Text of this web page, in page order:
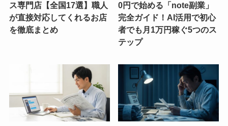
ス専門店【全国17選】職人
が直接対応してくれるお店
を徹底まとめ
0円で始める「note副業」
完全ガイド！AI活用で初心
者でも月1万円稼ぐ5つのス
テップ